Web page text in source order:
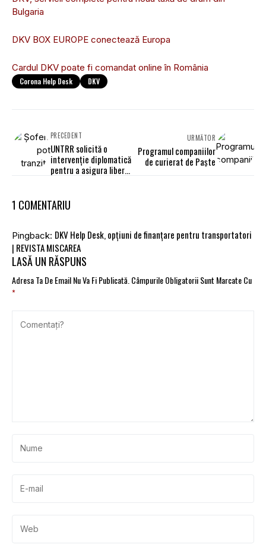
Bulgaria
DKV BOX EUROPE conectează Europa
Cardul DKV poate fi comandat online în România
Corona Help Desk DKV
PRECEDENT
UNTRR solicită o
intervenție diplomatică
pentru a asigura libera
URMĂTOR
Programul companiilor
de curierat de Paște
1 COMENTARIU
Pingback: DKV Help Desk, opțiuni de finanțare pentru transportatori
| REVISTA MISCAREA
LASĂ UN RĂSPUNS
Adresa Ta De Email Nu Va Fi Publicată. Câmpurile Obligatorii Sunt Marcate Cu
*